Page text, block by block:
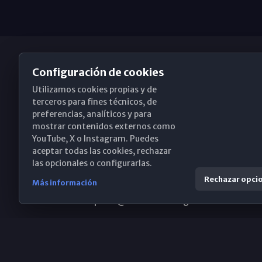
Obispado de Málaga
Santa María, 18-20. 29015 Málaga
(+34) 952 224 386
Configuración de cookies
Utilizamos cookies propias y de
terceros para fines técnicos, de
preferencias, analíticos y para
mostrar contenidos externos como
YouTube, X o Instagram. Puedes
aceptar todas las cookies, rechazar
las opcionales o configurarlas.
Más información Rechazar